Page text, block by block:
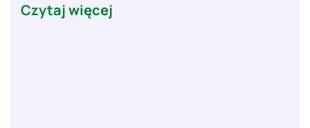
Czytaj więcej